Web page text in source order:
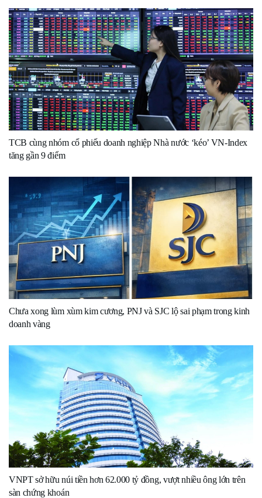
TCB cùng nhóm cổ phiếu doanh nghiệp Nhà nước ‘kéo’ VN-Index
tăng gần 9 điểm
Chưa xong lùm xùm kim cương, PNJ và SJC lộ sai phạm trong kinh
doanh vàng
VNPT sở hữu núi tiền hơn 62.000 tỷ đồng, vượt nhiều ông lớn trên
sàn chứng khoán